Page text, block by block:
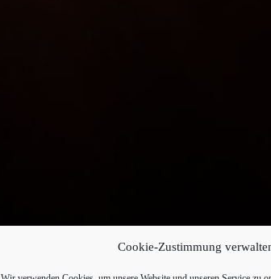
Cookie-Zustimmung